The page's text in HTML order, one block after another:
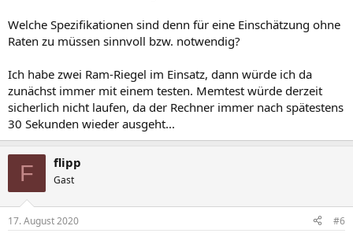
Welche Spezifikationen sind denn für eine Einschätzung ohne
Raten zu müssen sinnvoll bzw. notwendig?
Ich habe zwei Ram-Riegel im Einsatz, dann würde ich da
zunächst immer mit einem testen. Memtest würde derzeit
sicherlich nicht laufen, da der Rechner immer nach spätestens
30 Sekunden wieder ausgeht...
F flipp
Gast
17. August 2020 #6